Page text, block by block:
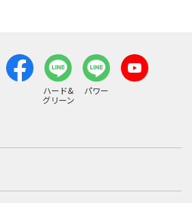
ハード&
グリーン
パワー